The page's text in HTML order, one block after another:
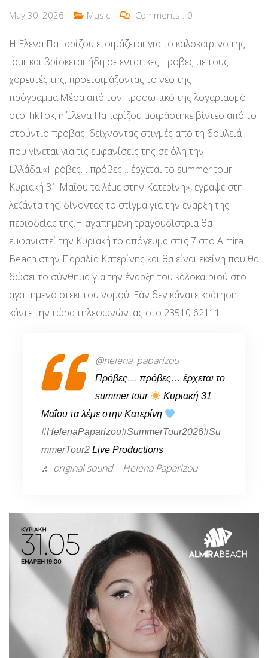
May 30, 2026 Music Comments : 0
Η Έλενα Παπαρίζου ετοιμάζεται για το καλοκαιρινό της
tour και βρίσκεται ήδη σε εντατικές πρόβες με τους
χορευτές της, προετοιμάζοντας το νέο της
πρόγραμμα.Μέσα από τον προσωπικό της λογαριασμό
στο TikTok, η Έλενα Παπαρίζου μοιράστηκε βίντεο από το
στούντιο πρόβας, δείχνοντας στιγμές από τη δουλειά
που γίνεται για τις εμφανίσεις της σε όλη την
Ελλάδα.«Πρόβες… πρόβες… έρχεται το summer tour.
Κυριακή 31 Μαΐου τα λέμε στην Κατερίνη», έγραψε στη
λεζάντα της, δίνοντας το στίγμα για την έναρξη της
περιοδείας της.Η αγαπημένη τραγουδίστρια θα
εμφανιστεί την Κυριακή το απόγευμα στις 7 στο Almira
Beach στην Παραλία Κατερίνης και θα είναι εκείνη που θα
δώσει το σύνθημα για την έναρξη του καλοκαιριού στο
αγαπημένο στέκι του νομού. Εάν δεν κάνατε κράτηση
κάντε την τώρα τηλεφωνώντας στο 23510 62111.
@helena_paparizou
Πρόβες… πρόβες… έρχεται το
summer tour
Κυριακή 31
Μαΐου τα λέμε στην Κατερίνη
#HelenaPaparizou#SummerTour2026#Su
mmerTour2 Live Productions
♬ original sound – Helena Paparizou